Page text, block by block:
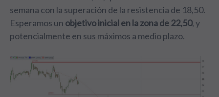
semana con la superación de la resistencia de 18,50.
Esperamos un objetivo inicial en la zona de 22,50, y
potencialmente en sus máximos a medio plazo.